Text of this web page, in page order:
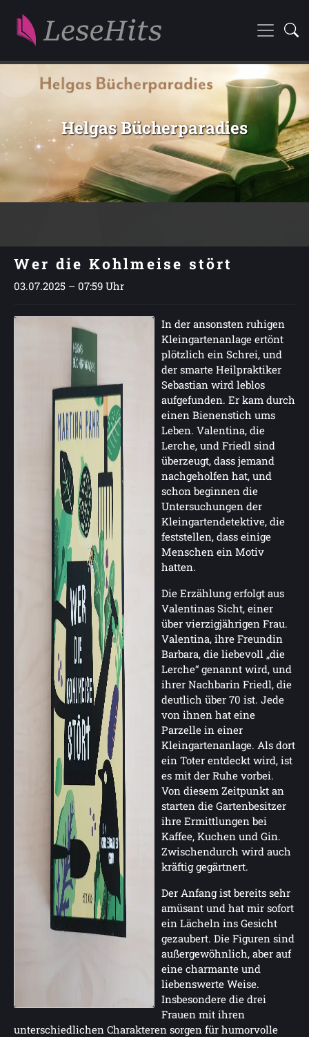
Helgas Bücherparadies
Wer die Kohlmeise stört
03.07.2025 – 07:59 Uhr
In der ansonsten ruhigen
Kleingartenanlage ertönt
plötzlich ein Schrei, und
der smarte Heilpraktiker
Sebastian wird leblos
aufgefunden. Er kam durch
einen Bienenstich ums
Leben. Valentina, die
Lerche, und Friedl sind
überzeugt, dass jemand
nachgeholfen hat, und
schon beginnen die
Untersuchungen der
Kleingartendetektive, die
feststellen, dass einige
Menschen ein Motiv
hatten.
Die Erzählung erfolgt aus
Valentinas Sicht, einer
über vierzigjährigen Frau.
Valentina, ihre Freundin
Barbara, die liebevoll „die
Lerche“ genannt wird, und
ihrer Nachbarin Friedl, die
deutlich über 70 ist. Jede
von ihnen hat eine
Parzelle in einer
Kleingartenanlage. Als dort
ein Toter entdeckt wird, ist
es mit der Ruhe vorbei.
Von diesem Zeitpunkt an
starten die Gartenbesitzer
ihre Ermittlungen bei
Kaffee, Kuchen und Gin.
Zwischendurch wird auch
kräftig gegärtnert.
Der Anfang ist bereits sehr
amüsant und hat mir sofort
ein Lächeln ins Gesicht
gezaubert. Die Figuren sind
außergewöhnlich, aber auf
eine charmante und
liebenswerte Weise.
Insbesondere die drei
Frauen mit ihren
unterschiedlichen Charakteren sorgen für humorvolle